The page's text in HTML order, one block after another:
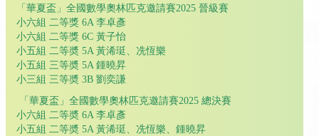
「華夏盃」全國數學奧林匹克邀請賽2025 晉級賽
小六組 二等獎 6A 李卓彥
小六組 二等獎 6C 黃子怡
小五組 二等奬 5A 黃浠珽、冼恆樂
小五組 三等奬 5A 鍾曉昇
小三組 三等奬 3B 劉奕謙
「華夏盃」全國數學奧林匹克邀請賽2025 總決賽
小六組 二等奬 6A 李卓彥
小五組 二等奬 5A 黃浠珽、冼恆樂、鍾曉昇